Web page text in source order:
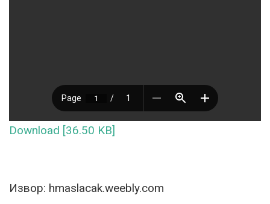
Download [36.50 KB]
Извор: hmaslacak.weebly.com